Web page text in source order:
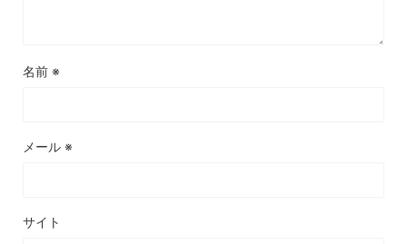
名前 ※
メール ※
サイト